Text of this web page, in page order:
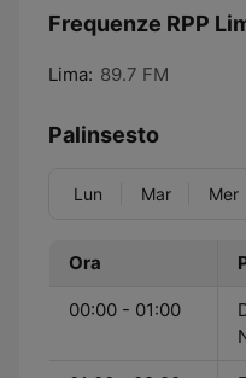
Frequenze RPP
Lima: 89.7 FM
Palinsesto
Lun Mar Mer
Ora
00:00 - 01:00